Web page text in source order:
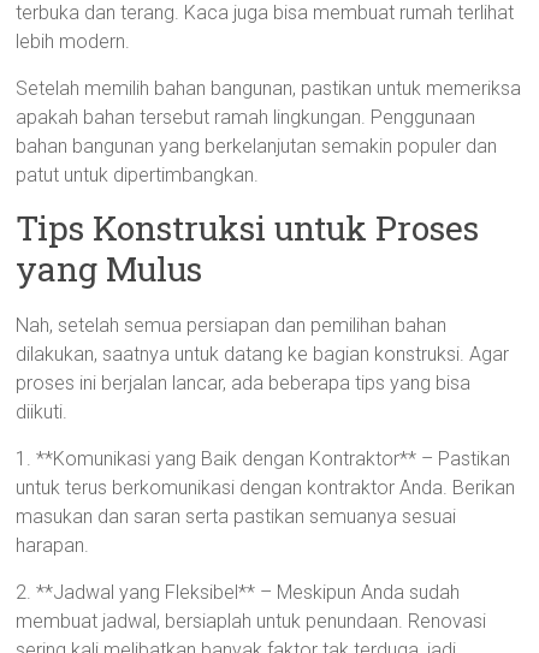
terbuka dan terang. Kaca juga bisa membuat rumah terlihat
lebih modern.
Setelah memilih bahan bangunan, pastikan untuk memeriksa
apakah bahan tersebut ramah lingkungan. Penggunaan
bahan bangunan yang berkelanjutan semakin populer dan
patut untuk dipertimbangkan.
Tips Konstruksi untuk Proses
yang Mulus
Nah, setelah semua persiapan dan pemilihan bahan
dilakukan, saatnya untuk datang ke bagian konstruksi. Agar
proses ini berjalan lancar, ada beberapa tips yang bisa
diikuti.
1. **Komunikasi yang Baik dengan Kontraktor** – Pastikan
untuk terus berkomunikasi dengan kontraktor Anda. Berikan
masukan dan saran serta pastikan semuanya sesuai
harapan.
2. **Jadwal yang Fleksibel** – Meskipun Anda sudah
membuat jadwal, bersiaplah untuk penundaan. Renovasi